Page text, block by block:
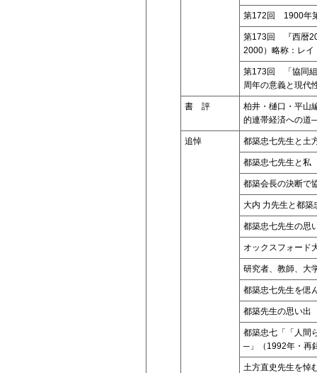
第172回 1900年
第173回 『西暦
2000）略称：レ
第173回 「協同組
周年の意義と現代
書 評
柏井・樋口・平山
的連帯経済への道
追悼 都築忠七先生と土
都築忠七先生と私
都築会長の決断で
大内 力先生と都築
都築忠七先生の
オックスフォード
研究者、教師、大
都築忠七先生を偲
都築先生の思い出
都築忠七「「人間
─」（1992年・再
土方直史先生を悼